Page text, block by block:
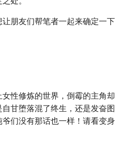
朋友们帮笔者一起来确定一下
性修炼的世界，倒霉的主角却
甘堕落混了终生，还是发奋图
们没有那话也一样！请看变身